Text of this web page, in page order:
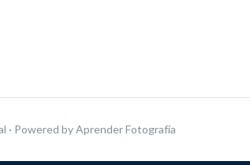
· Powered byAprender Fotografía